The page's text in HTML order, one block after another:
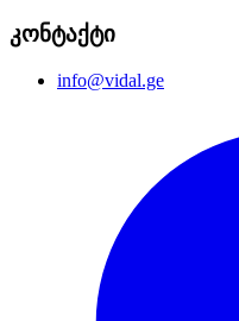
კონტაქტი
info@vidal.ge